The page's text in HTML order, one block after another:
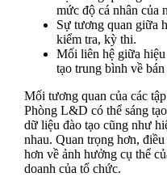
mức độ cá nhân của
Sự tương quan giữa
kiểm tra, kỳ thi.
Mối liên hệ giữa
tạo trung bình về bán
Mối tương quan của các
Phòng L&D có thể sáng
dữ liệu đào tạo cũng như
nhau. Quan trọng hơn,
hơn về ảnh hưởng cụ thể
doanh của tổ chức.